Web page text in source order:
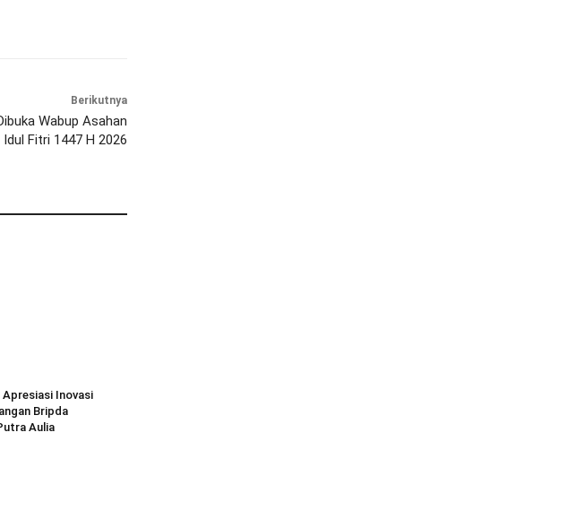
Berikutnya
Wabup Asahan
Fitri 1447 H 2026
Apresiasi Inovasi
Bripda
Aulia